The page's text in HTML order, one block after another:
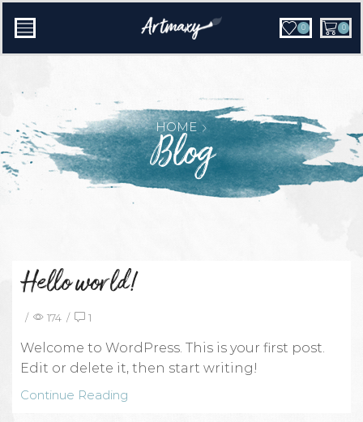
0 0
HOME
Blog
Hello world!
/ 174 / 1
Welcome to WordPress. This is your first post.
Edit or delete it, then start writing!
Continue Reading